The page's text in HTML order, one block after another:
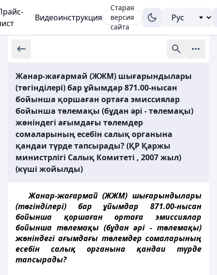
Видеоинструкция
Старая
версия
сайта
Жанар-жағармай (ЖЖМ) шығарындылары
(төгінділері) бар ұйымдар 871.00-нысан
бойынша қоршаған ортаға эмиссиялар
бойынша төлемақы (бұдан әрі - төлемақы)
жөніндегі ағымдағы төлемдер
сомаларының есебін салық органына
қандаи түрде тапсырады? (ҚР Қаржы
министрлігі Салық Комитеті , 2007 жыл)
(күші жойылды)
Жанар-жағармай (ЖЖМ) шығарындылары
(төгінділері) бар ұйымдар 871.00-нысан
бойынша қоршаған ортаға эмиссиялар
бойынша төлемақы (бұдан әрі - төлемақы)
жөніндегі ағымдағы төлемдер сомаларының
есебін салық органына қандаи түрде
тапсырады?